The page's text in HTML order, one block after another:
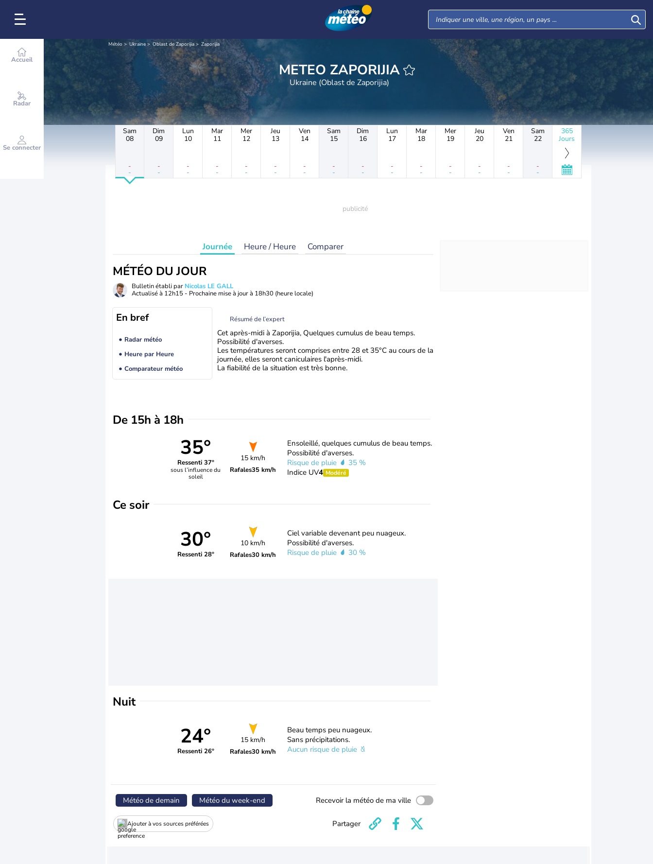
Accueil
Radar
Se connecter
Météo Ukraine Oblast de Zaporijia Zaporijia
METEO ZAPORIJIA
Ukraine (Oblast de Zaporijia)
Sam
08
-
-
Dim
09
-
-
Lun
10
-
-
Mar
11
-
-
Mer
12
-
-
Jeu
13
-
-
Ven
14
-
-
Sam
15
-
-
Dim
16
-
-
Lun
17
-
-
Mar
18
-
-
Mer
19
-
-
Jeu
20
-
-
Ven
21
-
-
Sam
22
-
-
365
Jours
Journée Heure / Heure Comparer
MÉTÉO DU JOUR
Bulletin établi par Nicolas LE GALL
Actualisé à 12h15 - Prochaine mise à jour à 18h30 (heure locale)
En bref
Radar météo
Heure par Heure
Comparateur météo
Résumé de l’expert
Cet après-midi à Zaporijia, Quelques cumulus de beau temps.
Possibilité d'averses.
Les températures seront comprises entre 28 et 35°C au cours de la
journée, elles seront caniculaires l'après-midi.
La fiabilité de la situation est très bonne.
De 15h à 18h
35°
Ressenti 37°
sous l’influence du
soleil
15 km/h
Rafales35 km/h
Ensoleillé, quelques cumulus de beau temps.
Possibilité d'averses.
Risque de pluie
35 %
Indice UV4 Modéré
Ce soir
30°
Ressenti 28°
10 km/h
Rafales30 km/h
Ciel variable devenant peu nuageux.
Possibilité d'averses.
Risque de pluie
30 %
Nuit
24°
Ressenti 26°
15 km/h
Rafales30 km/h
Beau temps peu nuageux.
Sans précipitations.
Aucun risque de pluie
Météo de demain Météo du week-end Recevoir la météo de ma ville
Ajouter à vos sources préférées Partager